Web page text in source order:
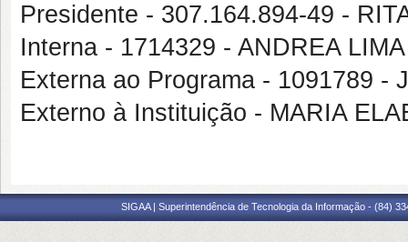
Presidente - 307.164.894-49 -
Interna - 1714329 - ANDREA
Externa ao Programa - 1091789 -
Externo à Instituição - MARIA
SIGAA | Superintendência de Tecnologia da Informação - (84)